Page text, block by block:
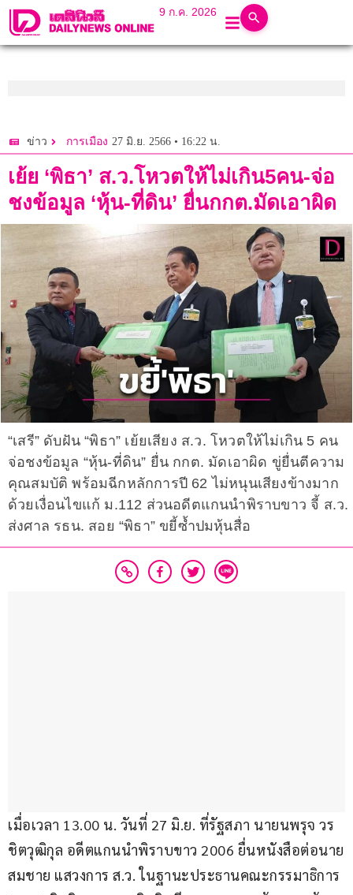
9 ก.ค. 2026
ข่าว การเมือง 27 มิ.ย. 2566 • 16:22 น.
เย้ย ‘พิธา’ ส.ว.โหวตให้ไม่เกิน5คน-จ่อ
ชงข้อมูล ‘หุ้น-ที่ดิน’ ยื่นกกต.มัดเอาผิด
“เสรี” ดับฝัน “พิธา” เย้ยเสียง ส.ว. โหวตให้ไม่เกิน 5 คน
จ่อชงข้อมูล “หุ้น-ที่ดิน” ยื่น กกต. มัดเอาผิด ขู่ยื่นตีความ
คุณสมบัติ พร้อมฉีกหลักการปี 62 ไม่หนุนเสียงข้างมาก
ด้วยเงื่อนไขแก้ ม.112 ส่วนอดีตแกนนำพิราบขาว จี้ ส.ว.
ส่งศาล รธน. สอย “พิธา” ขยี้ซ้ำปมหุ้นสื่อ
เมื่อเวลา 13.00 น. วันที่ 27 มิ.ย. ที่รัฐสภา นายนพรุจ วร
ชิตวุฒิกุล อดีตแกนนำพิราบขาว 2006 ยื่นหนังสือต่อนาย
สมชาย แสวงการ ส.ว. ในฐานะประธานคณะกรรมาธิการ